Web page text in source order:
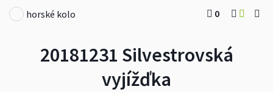
20181231 Silvestrovská
vyjížďka
horské kolo 0